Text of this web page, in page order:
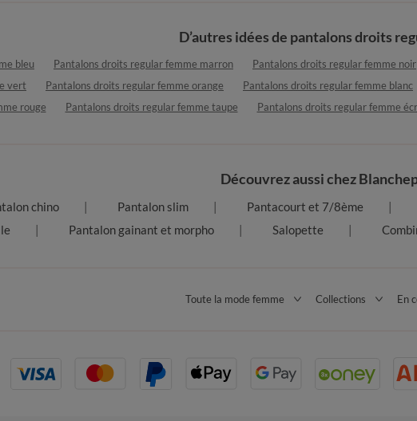
D’autres idées de pantalons droits
bleu Pantalons droits regular femme marron Pantalons droits regular femme noir
vert
Pantalons droits regular femme orange Pantalons droits regular femme blanc
rouge
Pantalons droits regular femme taupe Pantalons droits regular femme
Découvrez aussi chez
chino Pantalon slim Pantacourt et 7/8ème
Pantalon gainant et morpho Salopette
Toute la mode femme Collections En